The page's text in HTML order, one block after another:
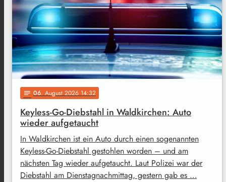
notes 06. August 2026 14:32
Keyless-Go-Diebstahl in Waldkirchen: Auto
wieder aufgetaucht
In Waldkirchen ist ein Auto durch einen sogenannten
Keyless-Go-Diebstahl gestohlen worden – und am
nächsten Tag wieder aufgetaucht. Laut Polizei war der
Diebstahl am Dienstagnachmittag, gestern gab es …